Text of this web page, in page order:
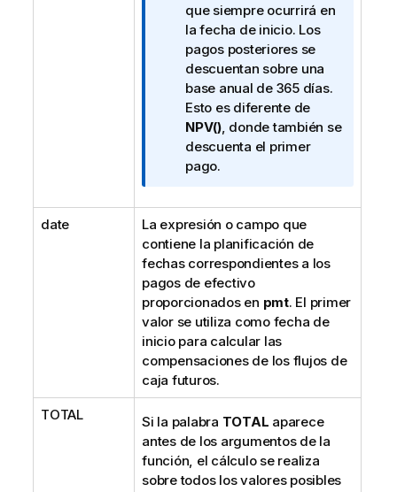
t
a
i
n
f
o
r
m
a
i
v
a
que siempre ocurrirá en
la fecha de inicio. Los
pagos posteriores se
descuentan sobre una
base anual de 365 días.
Esto es diferente de
NPV(), donde también se
descuenta el primer
pago.
date
La expresión o campo que
contiene la planificación de
fechas correspondientes a los
pagos de efectivo
proporcionados en pmt. El primer
valor se utiliza como fecha de
inicio para calcular las
compensaciones de los flujos de
caja futuros.
TOTAL Si la palabra TOTAL aparece
antes de los argumentos de la
función, el cálculo se realiza
sobre todos los valores posibles